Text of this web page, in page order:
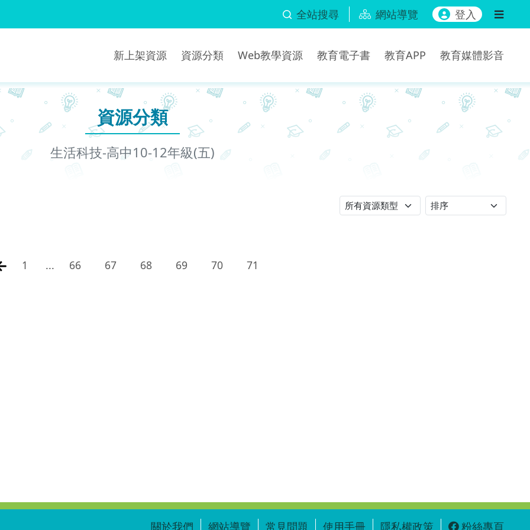
全站搜尋 網站導覽 登入
新上架資源 資源分類 Web教學資源 教育電子書 教育APP 教育媒體影音
資源分類
生活科技-高中10-12年級(五)
1 ... 66 67 68 69 70 71
關於我們 網站導覽 常見問題 使用手冊 隱私權政策 粉絲專頁